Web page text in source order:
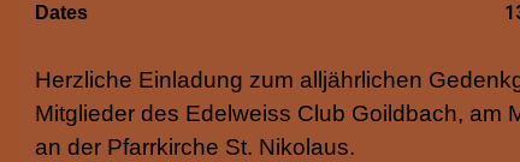
Dates
Herzliche Einladung zum alljährlichen
Mitglieder des Edelweiss Club Goildbach, am
an der Pfarrkirche St. Nikolaus.